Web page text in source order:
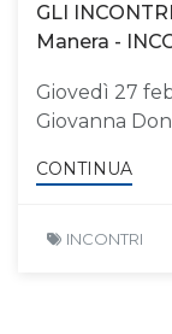
GLI
Manera -
Giovedì 27
Giovanna
CONTINUA
INCONTRI